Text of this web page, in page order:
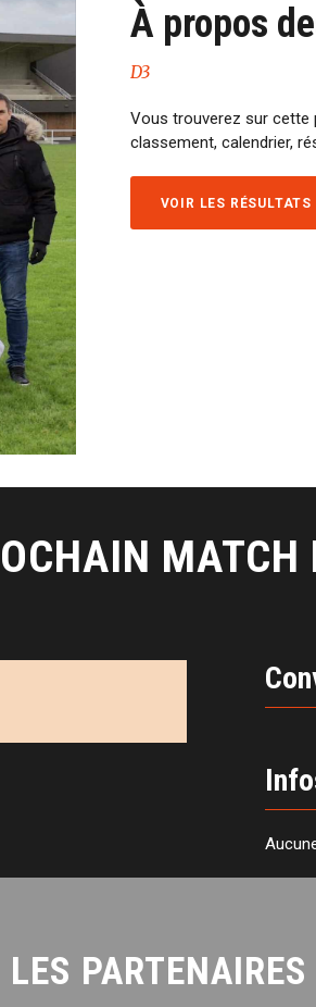
À propos
D3
Vous trouverez sur cette
classement, calendrier,
VOIR LES RÉSULTATS
MATCH
LES